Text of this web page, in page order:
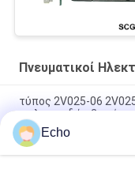
Πνευματικοί
τύπος 2V025-06
σωληνοειδών 2
Τύπος Airtac -
σωληνοειδών 2/2
Echo